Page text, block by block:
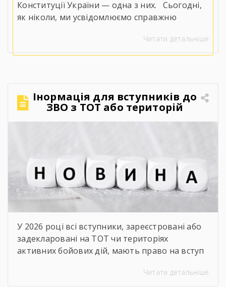
Конституції України — одна з них.⠀Сьогодні,
як ніколи, ми усвідомлюємо справжню
«незалежність».⠀У непрості для нашої
держави часи положення Конституції
незламній вірі, що правда, справедливість і
[…]
Читати детальніше
Інормація для вступників до
ЗВО з ТОТ або територій
активних бойових дій.
У 2026 році всі вступники, зареєстровані або
задекларовані на ТОТ чи територіях
активних бойових дій, мають право на вступ
участь в окремому конкурсі на бюджетні
Читати детальніше